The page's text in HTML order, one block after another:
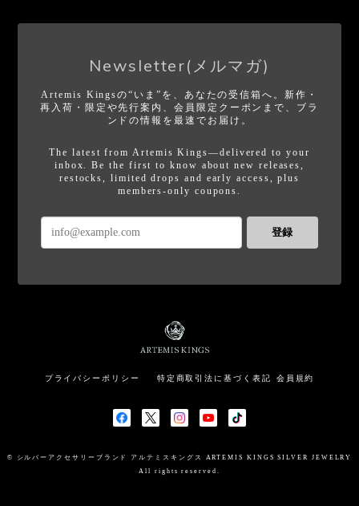
Newsletter(メルマガ)
Artemis Kingsの“いま”を、あなたの受信箱へ。新作・
再入荷・限定や先行案内、会員限定クーポンまで、ブラ
ンドの情報を最速でお届け。
The latest from Artemis Kings—delivered to your
inbox. Be the first to know about new releases,
restocks, limited drops and early access, plus
members-only coupons.
登録
プライバシーポリシー 特定商取引法に基づく表記 会員規約
© シルバーアクセサリーブランド アルテミスキングス ARTEMIS KINGS SILVER JEWELRY
All rights reserved.